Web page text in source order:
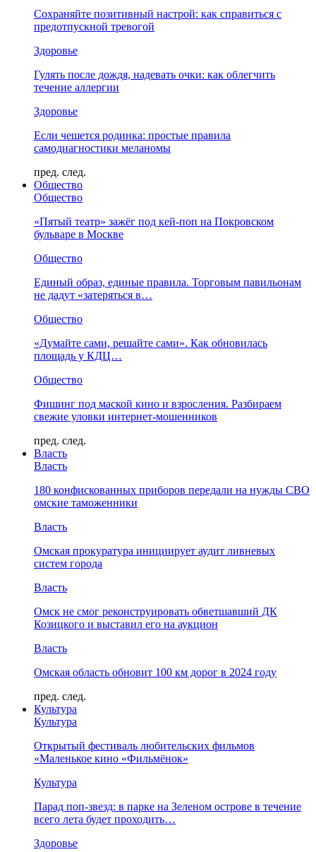
Сохраняйте позитивный настрой: как справиться с
предотпускной тревогой
Здоровье
Гулять после дождя, надевать очки: как облегчить
течение аллергии
Здоровье
Если чешется родинка: простые правила
самодиагностики меланомы
пред. след.
Общество
Общество
«Пятый театр» зажёг под кей-поп на Покровском
бульваре в Москве
Общество
Единый образ, единые правила. Торговым павильонам
не дадут «затеряться в…
Общество
«Думайте сами, решайте сами». Как обновилась
площадь у КДЦ…
Общество
Фишинг под маской кино и взросления. Разбираем
свежие уловки интернет-мошенников
пред. след.
Власть
Власть
180 конфискованных приборов передали на нужды СВО
омские таможенники
Власть
Омская прокуратура инициирует аудит ливневых
систем города
Власть
Омск не смог реконструировать обветшавший ДК
Козицкого и выставил его на аукцион
Власть
Омская область обновит 100 км дорог в 2024 году
пред. след.
Культура
Культура
Открытый фестиваль любительских фильмов
«Маленькое кино «Фильмёнок»
Культура
Парад поп-звезд: в парке на Зеленом острове в течение
всего лета будет проходить…
Здоровье